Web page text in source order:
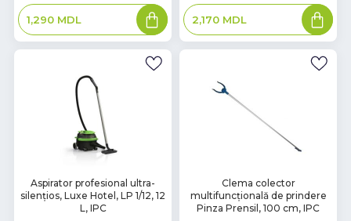
1,290 MDL
Adaugă
în
coș
2,170 MDL
Adaugă
în
coș
наличии
Aspirator profesional ultra-
silențios, Luxe Hotel, LP 1/12, 12
L, IPC
наличии
Clema colector
multifuncțională de prindere
Pinza Prensil, 100 cm, IPC